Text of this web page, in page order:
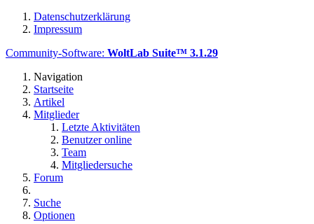
Datenschutzerklärung
Impressum
Community-Software: WoltLab Suite™ 3.1.29
Navigation
Startseite
Artikel
Mitglieder
Letzte Aktivitäten
Benutzer online
Team
Mitgliedersuche
Forum
Suche
Optionen